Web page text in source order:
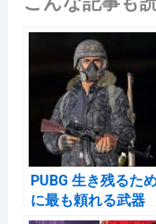
c
e
b
o
o
k
e
n
a
PUBG 生き残るた
に最も頼れる武器